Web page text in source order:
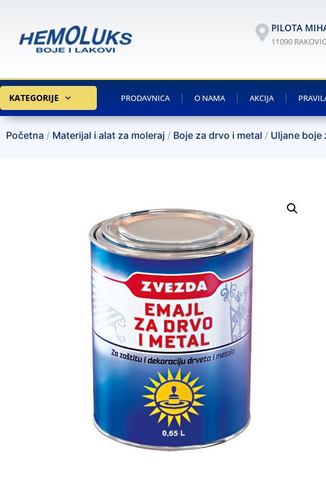
PILOTA
11090
KATEGORIJE PRODAVNICA O NAMA AKCIJA
Početna / Materijal i alat za moleraj / Boje za drvo i metal / Uljane boje